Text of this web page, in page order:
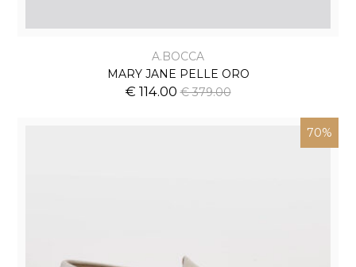
A.BOCCA
MARY JANE PELLE ORO
€ 114.00€ 379.00
70%